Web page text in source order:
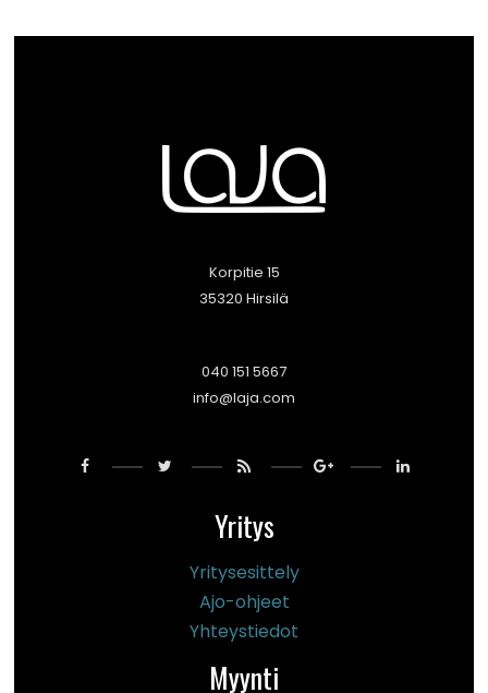
Korpitie 15
35320 Hirsilä
040 151 5667
info@laja.com
Yritys
Yritysesittely
Ajo-ohjeet
Yhteystiedot
Myynti